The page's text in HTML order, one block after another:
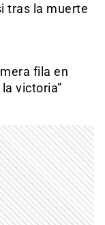
tras la muerte
fila en
victoria”